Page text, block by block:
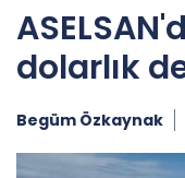
dolarlık
Begüm Özkaynak